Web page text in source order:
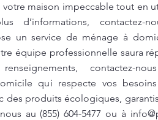
maison impeccable tout en
d’informations, contactez-
un service de ménage à
équipe professionnelle saura
contactez-
qui respecte vos besoins
produits écologiques,
au (855) 604-5477 ou à